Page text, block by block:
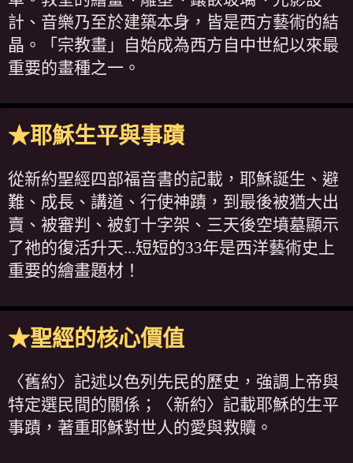
計、音樂乃至於建築本身，皆是西方藝術的結
晶。「宗教畫」自始成為西方自中世紀以來最
重要的畫種之一。
★耶穌生平與事蹟
從新約聖經四部福音書的記載，耶穌誕生、避
難、成長、講道、行使神蹟，到最後被猶大出
賣、被審判、被釘十字架、三天後空墳墓顯示
了祂的復活升天...短短的33年是西洋藝術史上
重要的繪畫題材！
★聖經的核心價值
〈舊約〉記述以色列先民的歷史，強調上帝與
特定選民間的關係；〈新約〉記載耶穌的生平
事蹟，著重耶穌對世人的愛與救贖。